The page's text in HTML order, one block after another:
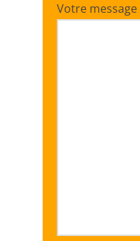
Votre message